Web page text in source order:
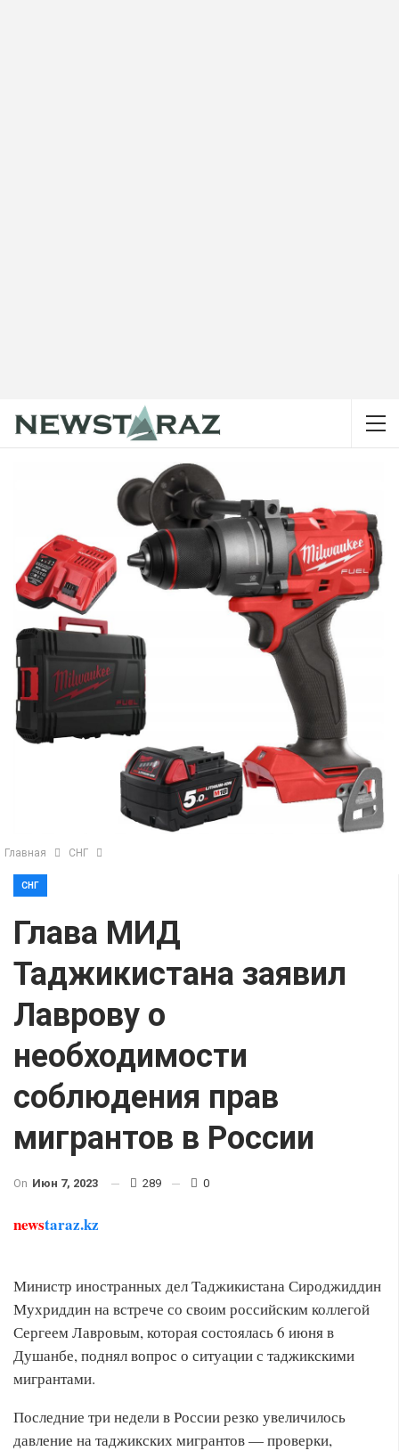
Главная СНГ
СНГ
Глава МИД
Таджикистана заявил
Лаврову о
необходимости
соблюдения прав
мигрантов в России
On Июн 7, 2023 289 0
newstaraz.kz
Министр иностранных дел Таджикистана Сироджиддин
Мухриддин на встрече со своим российским коллегой
Сергеем Лавровым, которая состоялась 6 июня в
Душанбе, поднял вопрос о ситуации с таджикскими
мигрантами.
Последние три недели в России резко увеличилось
давление на таджикских мигрантов — проверки,